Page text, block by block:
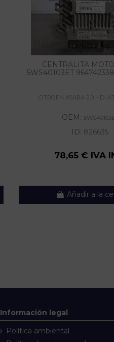
CENTRALITA
5WS40103ET
CITROEN XSARA 2.0 HDI
OEM:
ID: 826635
78,65 € IVA
Añadir a la
Información legal
Política ambiental